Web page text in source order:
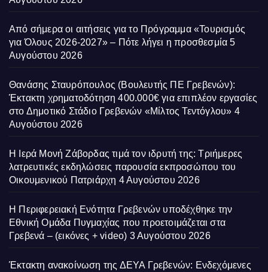
Από σήμερα οι αιτήσεις για το Πρόγραμμα «Τουρισμός
για Όλους 2026-2027» – Πότε λήγει η προσθεσμία 5
Αυγούστου 2026
Θανάσης Σταυρόπουλος (Βουλευτής ΠΕ Γρεβενών):
Έκτακτη χρηματοδότηση 400.000€ για επιπλέον εργασίες
στο Δημοτικό Στάδιο Γρεβενών «Μίλτος Τεντόγλου» 4
Αυγούστου 2026
Η Ιερά Μονή Ζάβορδας τιμά τον ιδρυτή της: Τριήμερες
λατρευτικές εκδηλώσεις παρουσία εκπροσώπου του
Οικουμενικού Πατριάρχη 4 Αυγούστου 2026
Η Περιφερειακή Ενότητα Γρεβενών υποδέχθηκε την
Εθνική Ομάδα Πυγμαχίας που προετοιμάζεται στα
Γρεβενά – (εικόνες + video) 3 Αυγούστου 2026
Έκτακτη ανακοίνωση της ΔΕΥΑ Γρεβενών: Ενδεχόμενες